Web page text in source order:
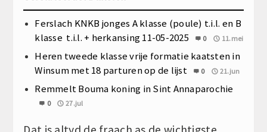
Ferslach KNKB jonges A klasse (poule) t.i.l. en B
klasse t.i.l. + herkansing 11-05-2025
0 11.mei
Heren tweede klasse vrije formatie kaatsten in
Winsum met 18 parturen op de lijst
0 21.jun
Remmelt Bouma koning in Sint Annaparochie
0 27.jul